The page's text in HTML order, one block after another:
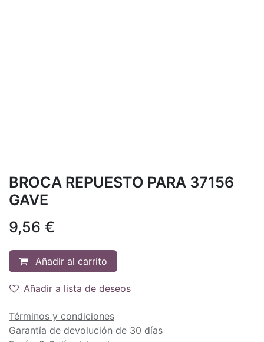
BROCA REPUESTO PARA 37156
GAVE
9,56 €
Añadir al carrito
Añadir a lista de deseos
Términos y condiciones
Garantía de devolución de 30 días